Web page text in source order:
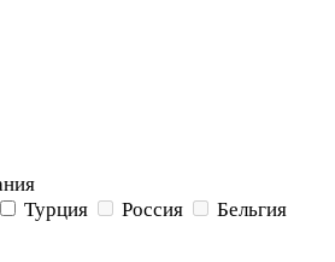
Турция Россия
Бельгия